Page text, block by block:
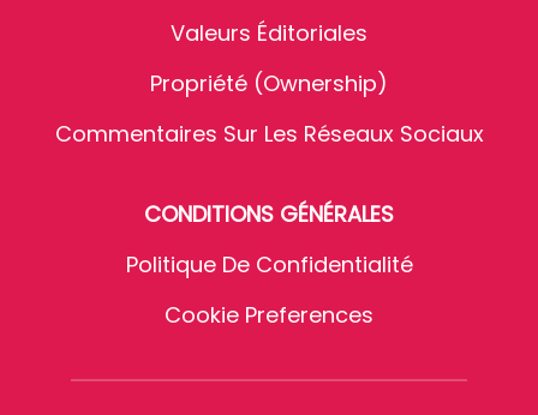
Valeurs Éditoriales
Propriété (Ownership)
Commentaires Sur Les Réseaux Sociaux
CONDITIONS GÉNÉRALES
Politique De Confidentialité
Cookie Preferences